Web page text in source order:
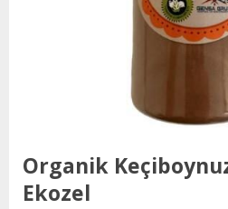
Organik
Ekozel